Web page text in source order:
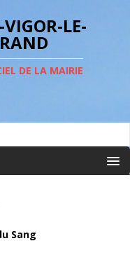
LE-
DE LA MAIRIE
Sang